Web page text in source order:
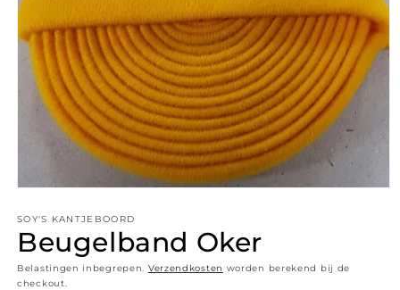
SOY'S KANTJEBOORD
Beugelband Oker
Belastingen inbegrepen. Verzendkosten worden berekend bij de
checkout.